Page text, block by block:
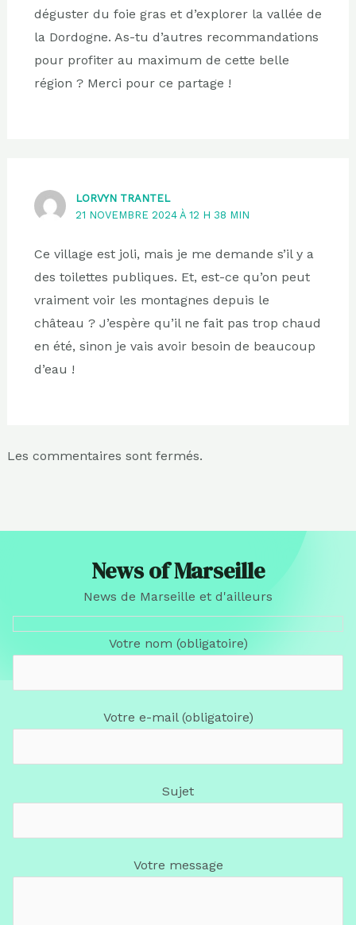
déguster du foie gras et d’explorer la vallée de
la Dordogne. As-tu d’autres recommandations
pour profiter au maximum de cette belle
région ? Merci pour ce partage !
LORVYN TRANTEL
21 NOVEMBRE 2024 À 12 H 38 MIN
Ce village est joli, mais je me demande s’il y a
des toilettes publiques. Et, est-ce qu’on peut
vraiment voir les montagnes depuis le
château ? J’espère qu’il ne fait pas trop chaud
en été, sinon je vais avoir besoin de beaucoup
d’eau !
Les commentaires sont fermés.
News of Marseille
News de Marseille et d'ailleurs
Votre nom (obligatoire)
Votre e-mail (obligatoire)
Sujet
Votre message